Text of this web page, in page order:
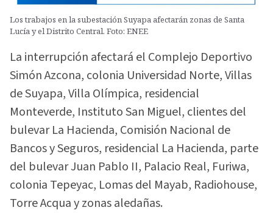
Los trabajos en la subestación Suyapa afectarán zonas de Santa
Lucía y el Distrito Central. Foto: ENEE
La interrupción afectará el Complejo Deportivo
Simón Azcona, colonia Universidad Norte, Villas
de Suyapa, Villa Olímpica, residencial
Monteverde, Instituto San Miguel, clientes del
bulevar La Hacienda, Comisión Nacional de
Bancos y Seguros, residencial La Hacienda, parte
del bulevar Juan Pablo II, Palacio Real, Furiwa,
colonia Tepeyac, Lomas del Mayab, Radiohouse,
Torre Acqua y zonas aledañas.